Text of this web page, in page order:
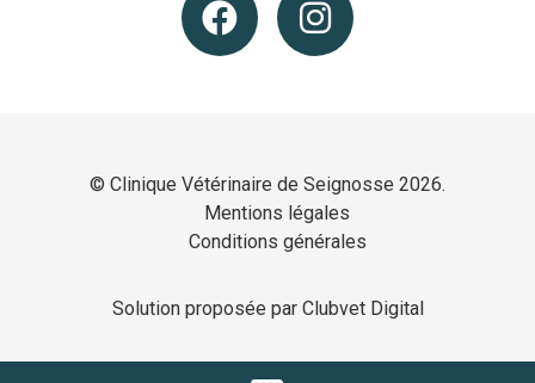
© Clinique Vétérinaire de Seignosse 2026.
Mentions légales
Conditions générales
Solution proposée par Clubvet Digital